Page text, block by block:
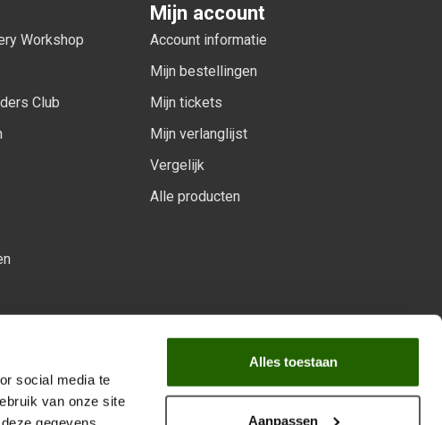
social media te
van onze site
Alles toestaan
Aanpassen
Workshop
Club
Mijn account
Account informatie
Mijn bestellingen
Mijn tickets
Mijn verlanglijst
Vergelijk
Alle producten